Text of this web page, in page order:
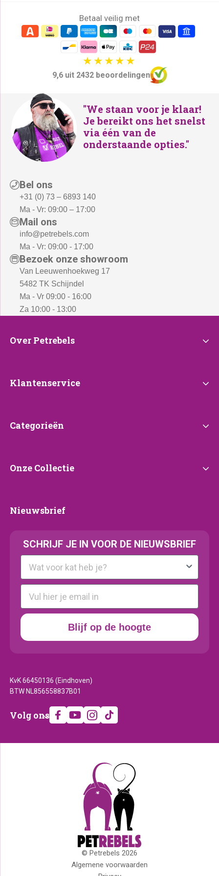
Betaal veilig met
9,6 uit 2432 beoordelingen
"We staan voor je klaar!
Je bereikt ons het snelst
via één van de
onderstaande opties."
Bel ons
+31 (0) 73 – 6893 140
Ma - Vr: 09:00 – 17:00
Mail ons
info@petrebels.com
Ma - Vr: 09:00 - 17:00
Bezoek onze showroom
Van Leeuwenhoekweg 17
5482 TK Schijndel
Ma - Vr 09:00 - 16:00
Za 10:00 - 13:00
Over
Over Petrebels
Klantenservice
Klantenservice
Categorieën
Categorieën
Onze
Onze Collectie
Nieuwsbrief
Nieuwsbrief
SCHRIJF JE IN VOOR DE NIEUWSBRIEF
Kattenras
E-mail
Blijf op de hoogte
KvK 66450136 (Eindhoven)
BTW NL856558837B01
Volg
Volg ons
© Petrebels 2026
Copyright
Algemene voorwaarden